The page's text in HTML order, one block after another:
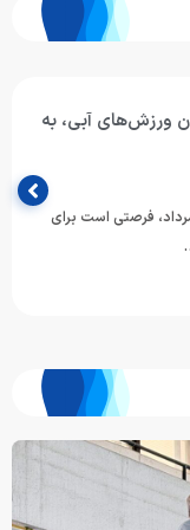
ورزش‌های آبی، به
راویان آب، روایتگران تلاش و پیشرفت ۱۷ مرداد، فرصتی است برای